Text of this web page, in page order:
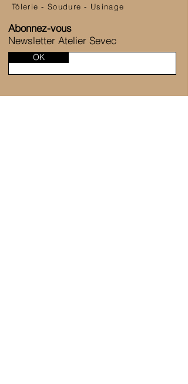
Tôlerie - Soudure - Usinage
Abonnez-vous
Newsletter Atelier Sevec
OK